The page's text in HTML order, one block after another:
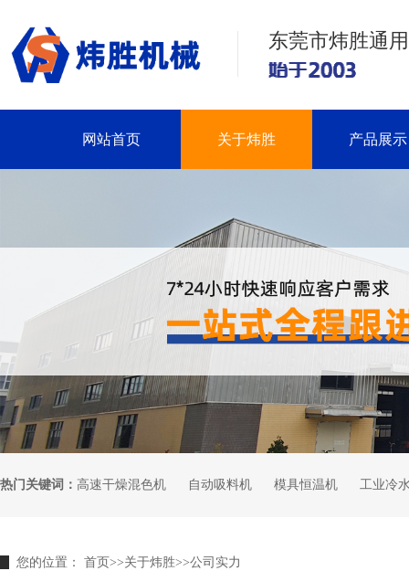
东莞市炜胜通
网站首页 关于炜胜 产品展示
热门关键词： 高速干燥混色机 自动吸料机 模具恒温机 工业冷
您的位置： 首页 >>关于炜胜>>公司实力